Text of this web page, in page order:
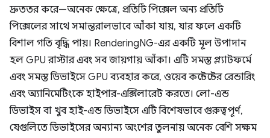
দ্রুততর করে—অনেক ক্ষেত্রে, প্রতিটি পিক্সেল অন্য প্রতিটি
পিক্সেলের সাথে সমান্তরালভাবে আঁকা যায়, যার ফলে একটি
বিশাল গতি বৃদ্ধি পায়। RenderingNG-এর একটি মূল উপাদান
হল GPU রাস্টার এবং সব জায়গায় আঁকা। এটি সমস্ত প্ল্যাটফর্মে
এবং সমস্ত ডিভাইসে GPU ব্যবহার করে, ওয়েব কন্টেন্টের রেন্ডারিং
এবং অ্যানিমেটিংকে হাইপার-এক্সিলারেট করতে। লো-এন্ড
ডিভাইস বা খুব হাই-এন্ড ডিভাইসে এটি বিশেষভাবে গুরুত্বপূর্ণ,
যেগুলিতে ডিভাইসের অন্যান্য অংশের তুলনায় অনেক বেশি সক্ষম